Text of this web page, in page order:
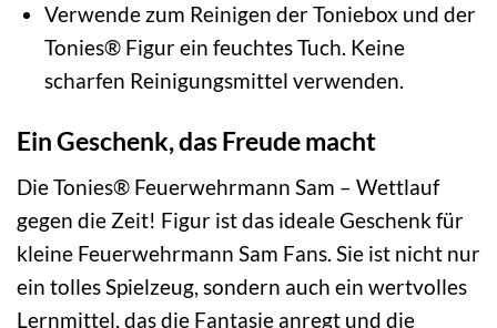
Verwende zum Reinigen der Toniebox und der
Tonies® Figur ein feuchtes Tuch. Keine
scharfen Reinigungsmittel verwenden.
Ein Geschenk, das Freude macht
Die Tonies® Feuerwehrmann Sam – Wettlauf
gegen die Zeit! Figur ist das ideale Geschenk für
kleine Feuerwehrmann Sam Fans. Sie ist nicht nur
ein tolles Spielzeug, sondern auch ein wertvolles
Lernmittel, das die Fantasie anregt und die